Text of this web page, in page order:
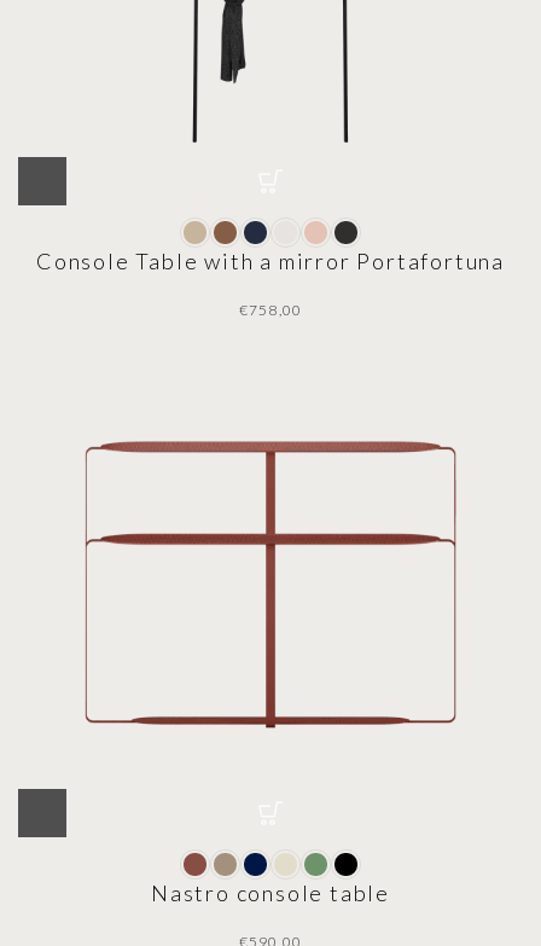
Console Table with a mirror Portafortuna
€
Nastro console table
€